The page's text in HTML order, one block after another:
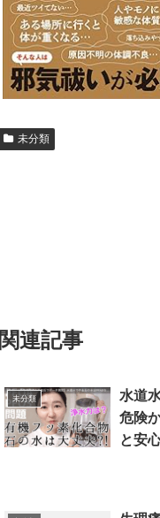
未分類
関連記事
未分類
水道
危険
と安